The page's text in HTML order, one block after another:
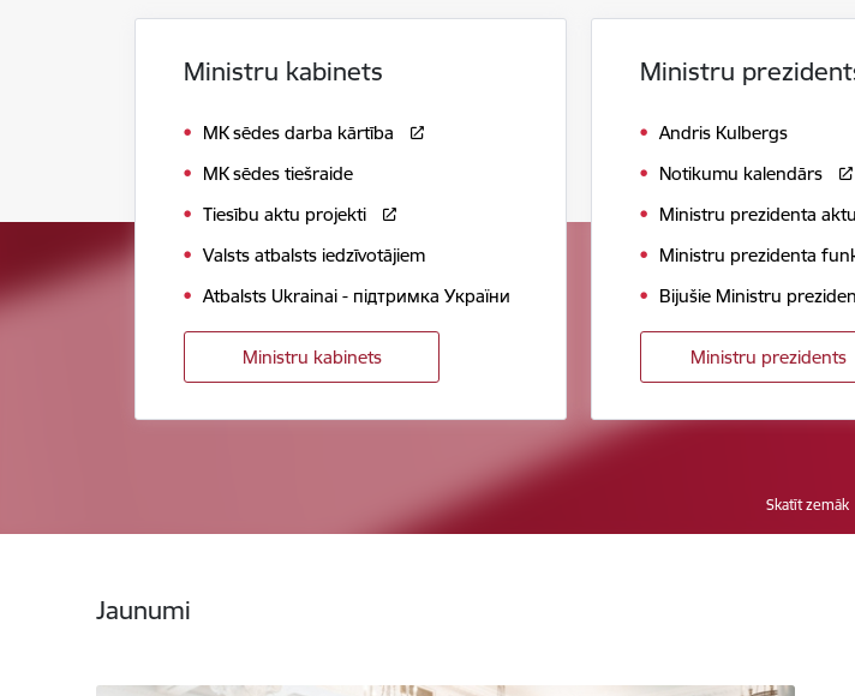
Ministru kabinets
MK sēdes darba kārtība
MK sēdes tiešraide
Tiesību aktu projekti
Valsts atbalsts iedzīvotājiem
Atbalsts Ukrainai - підтримка України
Ministru kabinets
Ministru
Andris Kulbergs
Notikumu kalendārs
Ministru prezidenta
Ministru prezidenta
Bijušie Ministru
Ministru prezidents
Skatīt zemāk
Jaunumi